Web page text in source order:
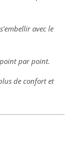
avec le
par point.
de confort et